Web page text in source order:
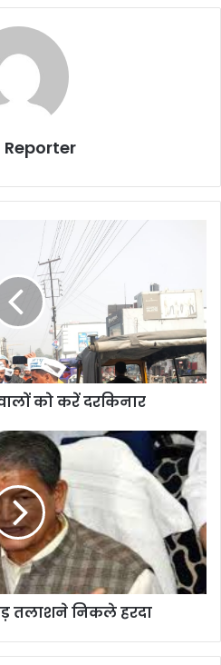
Reporter
को करें दरकिनार
तलाशने निकले हरदा